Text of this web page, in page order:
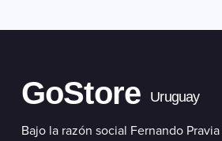
GoStore Uruguay
Bajo la razón social Fernando